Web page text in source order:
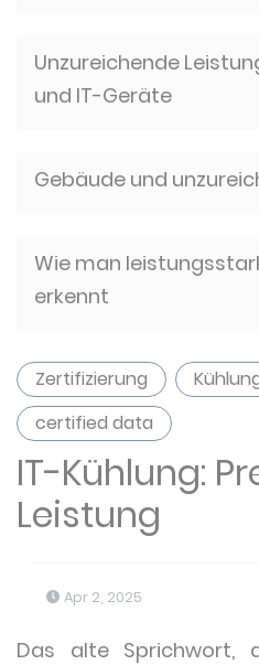
Unzureichende
und IT-Geräte
Gebäude und
Wie man
erkennt
Zertifizierung
certified data
IT-Kühlung:
Leistung
Apr 2, 2025
Das alte Sprichwort,